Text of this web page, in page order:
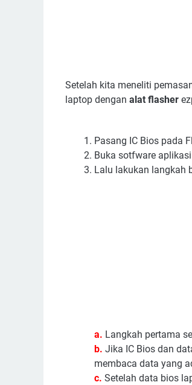
Setelah kita meneliti
laptop dengan alat flasher
Pasang IC Bios pada
Buka sotfware
Lalu lakukan langkah
a. Langkah pertama
b. Jika IC Bios dan
membaca data yang
c. Setelah data bios